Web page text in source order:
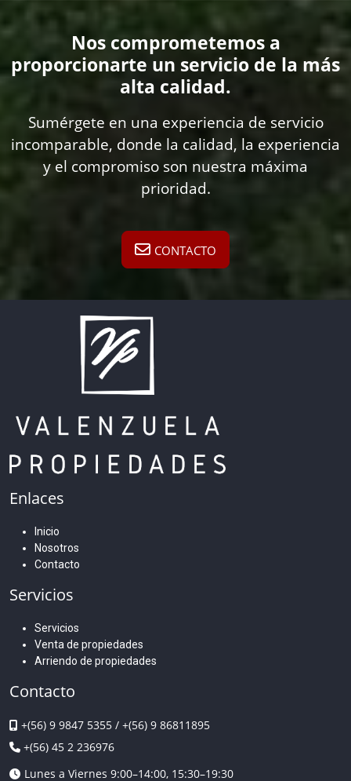
Nos comprometemos a
proporcionarte un servicio de la más
alta calidad.
Sumérgete en una experiencia de servicio
incomparable, donde la calidad, la experiencia
y el compromiso son nuestra máxima
prioridad.
CONTACTO
Enlaces
Inicio
Nosotros
Contacto
Servicios
Servicios
Venta de propiedades
Arriendo de propiedades
Contacto
+(56) 9 9847 5355 / +(56) 9 86811895
+(56) 45 2 236976
Lunes a Viernes 9:00–14:00, 15:30–19:30